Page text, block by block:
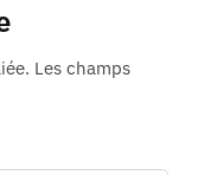
Les champs